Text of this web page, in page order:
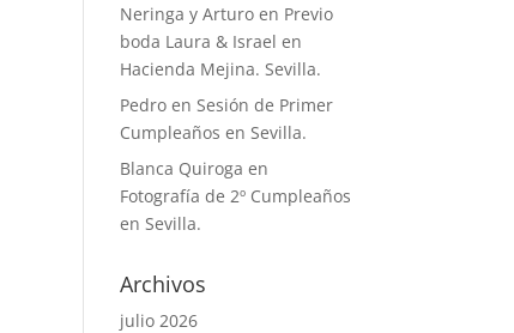
Neringa y Arturo en Previo
boda Laura & Israel en
Hacienda Mejina. Sevilla.
Pedro enSesión de Primer
Cumpleaños en Sevilla.
Blanca Quiroga en
Fotografía de 2º Cumpleaños
en Sevilla.
Archivos
julio 2026